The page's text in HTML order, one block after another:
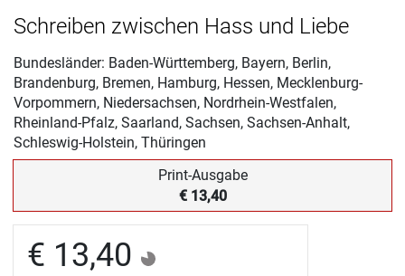
Schreiben zwischen Hass und Liebe
Bundesländer: Baden-Württemberg, Bayern, Berlin,
Brandenburg, Bremen, Hamburg, Hessen, Mecklenburg-
Vorpommern, Niedersachsen, Nordrhein-Westfalen,
Rheinland-Pfalz, Saarland, Sachsen, Sachsen-Anhalt,
Schleswig-Holstein, Thüringen
Print-Ausgabe
€ 13,40
€ 13,40